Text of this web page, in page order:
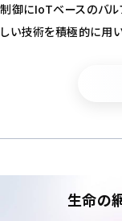
制御にIoTベースのバル
しい技術を積極的に用
生命の